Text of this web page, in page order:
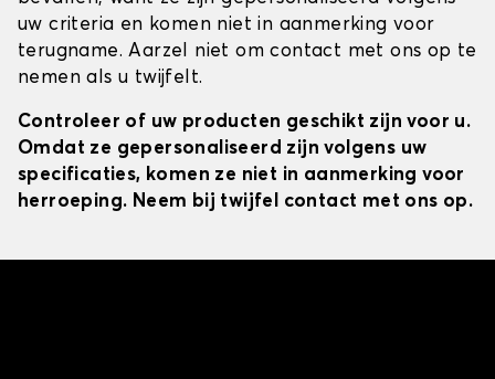
uw criteria en komen niet in aanmerking voor
terugname. Aarzel niet om contact met ons op te
nemen als u twijfelt.
Controleer of uw producten geschikt zijn voor u.
Omdat ze gepersonaliseerd zijn volgens uw
specificaties, komen ze niet in aanmerking voor
herroeping. Neem bij twijfel contact met ons op.